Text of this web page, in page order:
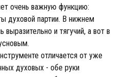
очень важную функцию:
духовой партии. В нижнем
выразительно и тягучий, а вот в
отличается от уже
духовых - обе руки